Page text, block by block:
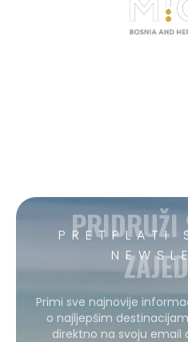
PRETPLATI
PRIDRUŽI
Primi sve najnovije
o najljepšim
direktno na svoju email